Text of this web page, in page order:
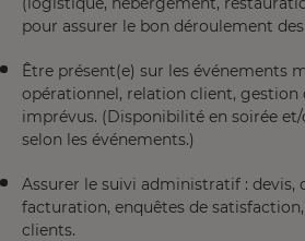
pour assurer le bon déroulement
Être présent(e) sur les événements
opérationnel, relation client, gestion
imprévus. (Disponibilité en soirée et/
selon les événements.)
Assurer le suivi administratif : devis,
facturation, enquêtes de
clients.